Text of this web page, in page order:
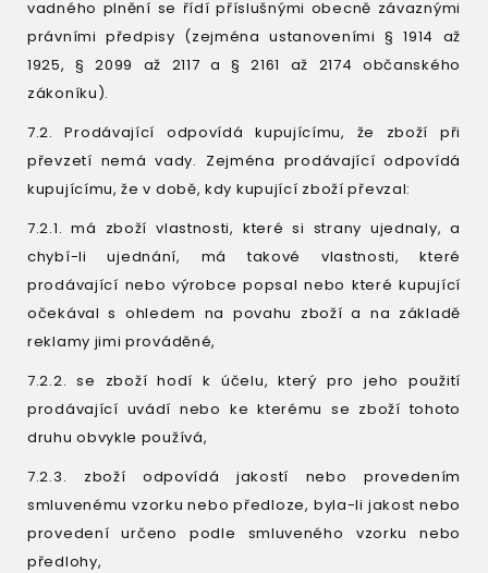
vadného plnění se řídí příslušnými obecně závaznými
právními předpisy (zejména ustanoveními § 1914 až
1925, § 2099 až 2117 a § 2161 až 2174 občanského
zákoníku).
7.2. Prodávající odpovídá kupujícímu, že zboží při
převzetí nemá vady. Zejména prodávající odpovídá
kupujícímu, že v době, kdy kupující zboží převzal:
7.2.1. má zboží vlastnosti, které si strany ujednaly, a
chybí-li ujednání, má takové vlastnosti, které
prodávající nebo výrobce popsal nebo které kupující
očekával s ohledem na povahu zboží a na základě
reklamy jimi prováděné,
7.2.2. se zboží hodí k účelu, který pro jeho použití
prodávající uvádí nebo ke kterému se zboží tohoto
druhu obvykle používá,
7.2.3. zboží odpovídá jakostí nebo provedením
smluvenému vzorku nebo předloze, byla-li jakost nebo
provedení určeno podle smluveného vzorku nebo
předlohy,